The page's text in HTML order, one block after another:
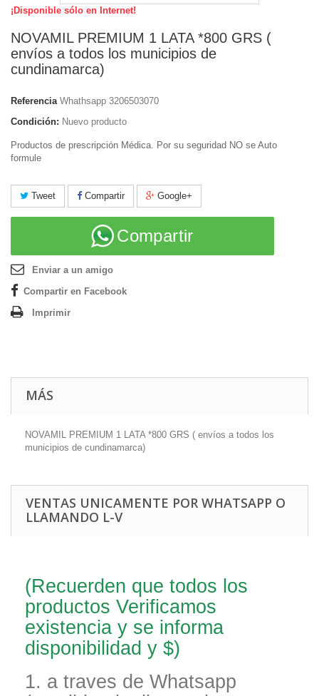
¡Disponible sólo en Internet!
NOVAMIL PREMIUM 1 LATA *800 GRS (
envíos a todos los municipios de
cundinamarca)
Referencia Whathsapp 3206503070
Condición: Nuevo producto
Productos de prescripción Médica. Por su seguridad NO se Auto
formule
Tweet Compartir Google+
Compartir
Enviar a un amigo
Compartir en Facebook
Imprimir
MÁS
NOVAMIL PREMIUM 1 LATA *800 GRS ( envíos a todos los
municipios de cundinamarca)
VENTAS UNICAMENTE POR WHATSAPP O
LLAMANDO L-V
(Recuerden que todos los
productos Verificamos
existencia y se informa
disponibilidad y $)
1. a traves de Whatsapp